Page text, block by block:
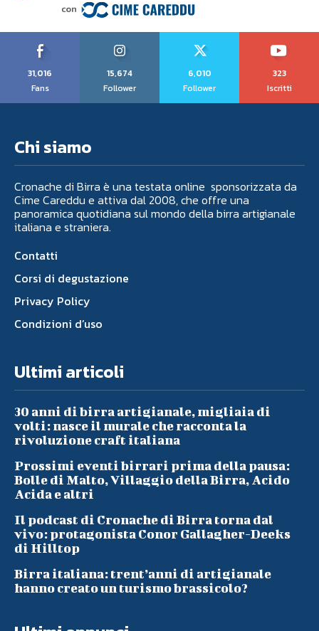
31,016
Fans
15,674
Follower
6,010
Follower
323
Iscritti
Chi siamo
Cronache di Birra è una testata online sponsorizzata da
Cime Careddu e attiva dal 2008, che offre una
panoramica quotidiana sul mondo della birra artigianale
italiana e straniera.
Contatti
Corsi di degustazione
Privacy Policy
Condizioni d’uso
Ultimi articoli
30 anni di birra artigianale, migliaia di
volti: nasce il murale che racconta la
rivoluzione craft italiana
Prossimi eventi birrari prima della pausa:
Bolle di Malto, Villaggio della Birra, Acido
Acida e altri
Il podcast di Cronache di Birra torna dal
vivo: protagonista Conor Gallagher-Deeks
di Hilltop
Birra italiana: trent’anni di artigianale
hanno creato un turismo brassicolo?